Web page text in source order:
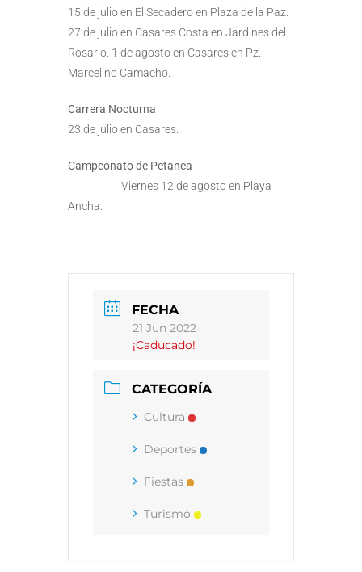
15 de julio en El Secadero en Plaza de la Paz.
27 de julio en Casares Costa en Jardines del
Rosario. 1 de agosto en Casares en Pz.
Marcelino Camacho.
Carrera Nocturna
23 de julio en Casares.
Campeonato de Petanca
Viernes 12 de agosto en Playa
Ancha.
FECHA
21 Jun 2022
¡Caducado!
CATEGORÍA
Cultura
Deportes
Fiestas
Turismo